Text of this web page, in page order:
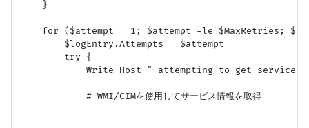
    }
for ($attempt = 1; $attempt -le $MaxRetries;
        $logEntry.Attempts = $attempt
        try {
Write-Host " attempting to get service
            # WMI/CIMを使用してサービス情報を取得